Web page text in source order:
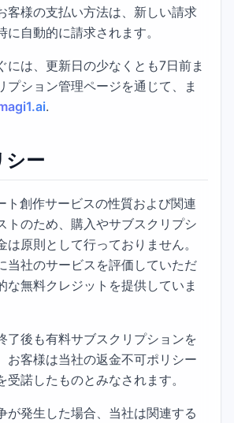
客様の支払い方法は、新しい請求
自動的に請求されます。
には、更新日の少なくとも7日前ま
プション管理ページを通じて、ま
.
シー
ト創作サービスの性質および関連
トのため、購入やサブスクリプシ
は原則として行っておりません。
当社のサービスを評価していただ
な無料クレジットを提供していま
了後も有料サブスクリプションを
お客様は当社の返金不可ポリシー
受諾したものとみなされます。
が発生した場合、当社は関連する